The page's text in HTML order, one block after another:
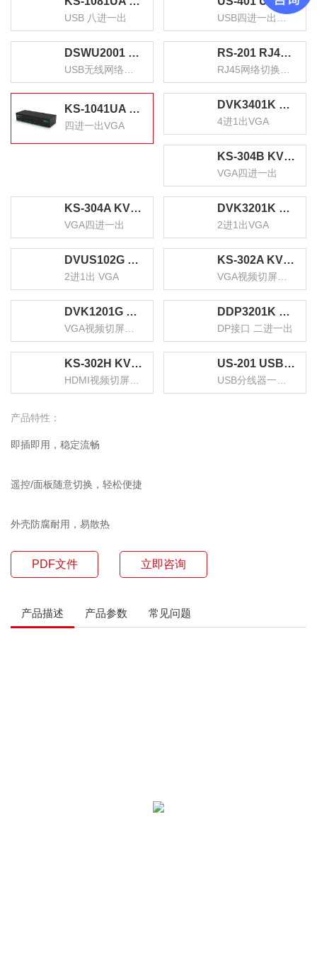
USB 八进一出 USB四进一出扩展分线器
DSWU2001 USB无线网络打印服务器 wifi局域网高速打印机共享器接收器 支持针式热敏喷墨激光打印机 RS-201 RJ45网络切换器 二进一出/一进二出内网外网自由切换 免插拔 电脑网络共享器
KS-1041UA KVM自动切换器 USB键盘鼠标 4口配线带音频 四进一出VGA多电脑切换共享器
四进一出VGA
DVK3401K KVM切换器4进1出VGA切屏器配线 四进一出电脑转换器4口显示器键鼠USB打印机共享器
4进1出VGA
KS-304B KVM切换器4进1出 VGA视频分配器四进一出 电脑显示屏键盘鼠标4口USB打印机共享器
VGA四进一出
KS-304A KVM切换器 VGA视频切屏器配线 四进一出电脑转换器 4口显示器键鼠USB打印机共享器
VGA四进一出
DVK3201K KVM切换器2进1出VGA切屏器配线 二进一出电脑转换器2口显示器键鼠USB打印机共享器
2进1出VGA
DVUS102G KVM切换器2进1出 VGA视频显示屏电脑屏幕二进一出键盘鼠标2口自动热键快捷USB打印机共享器
2进1出 VGA
KS-302A KVM切换器 VGA视频切屏器配线 二进一出电脑转换器 2口显示器键鼠USB打印机共享器
DVK1201G VGA视频切屏器 二进一出 台式机笔记本显示器监控鼠标键盘USB打印机共享器 DDP3201K KVM切换器DP接口 二进一出台式机笔记本显示器监控鼠标键盘USB打印机共享器
DP接口 二进一出
KS-302H KVM切换器 HDMI视频切屏器 二进一出 台式机笔记本显示器监控鼠标键盘USB打印机共享器 US-201 USB打印机共享器分线器一分二 二进一出切换器 台式机笔记本鼠标键盘U盘切换共享2口转换器
产品特性：
即插即用，稳定流畅
遥控/面板随意切换，轻松便捷
外壳防腐耐用，易散热
PDF文件 立即咨询
产品描述 产品参数 常见问题